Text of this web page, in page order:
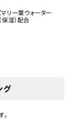
リー葉ウォーター
保湿）配合
グ